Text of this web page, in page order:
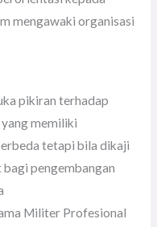
mengawaki organisasi
pikiran terhadap
memiliki
tetapi bila dikaji
pengembangan
Militer Profesional